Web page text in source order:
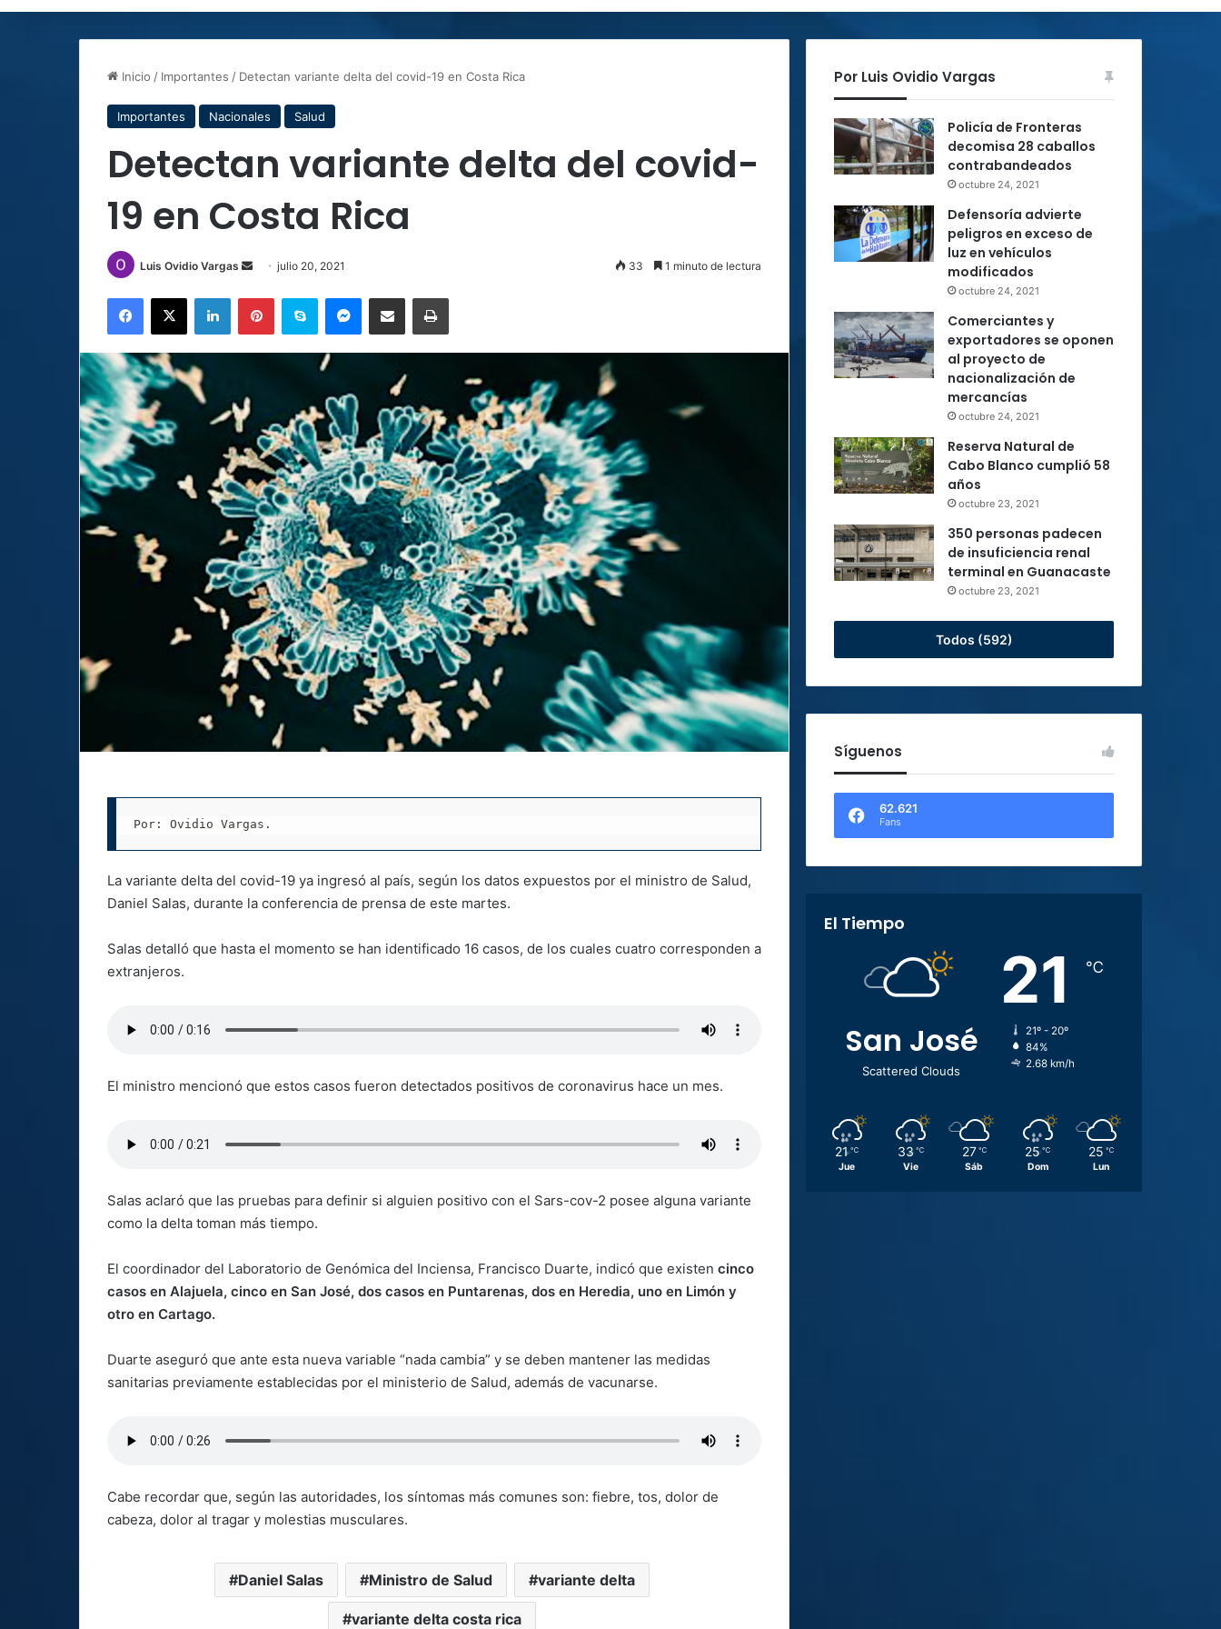
Inicio / Importantes / Detectan variante delta del covid-19 en Costa Rica
Importantes Nacionales Salud
Detectan variante delta del covid-
19 en Costa Rica
Luis Ovidio Vargas
Send
email
julio 20, 2021 33 1 minuto de lectura
Facebook
X LinkedInPinterestSkype MessengerCompartir por correo electrónicoImprimir
Por: Ovidio Vargas.
La variante delta del covid-19 ya ingresó al país, según los datos expuestos por el ministro de Salud,
Daniel Salas, durante la conferencia de prensa de este martes.
Salas detalló que hasta el momento se han identificado 16 casos, de los cuales cuatro corresponden a
extranjeros.
El ministro mencionó que estos casos fueron detectados positivos de coronavirus hace un mes.
Salas aclaró que las pruebas para definir si alguien positivo con el Sars-cov-2 posee alguna variante
como la delta toman más tiempo.
El coordinador del Laboratorio de Genómica del Inciensa, Francisco Duarte, indicó que existen cinco
casos en Alajuela, cinco en San José, dos casos en Puntarenas, dos en Heredia, uno en Limón y
otro en Cartago.
Duarte aseguró que ante esta nueva variable “nada cambia” y se deben mantener las medidas
sanitarias previamente establecidas por el ministerio de Salud, además de vacunarse.
Cabe recordar que, según las autoridades, los síntomas más comunes son: fiebre, tos, dolor de
cabeza, dolor al tragar y molestias musculares.
Daniel Salas Ministro de Salud variante delta
variante delta costa rica
Por Luis Ovidio Vargas
Policía de Fronteras
decomisa 28 caballos
contrabandeados
octubre 24, 2021
Defensoría advierte
peligros en exceso de
luz en vehículos
modificados
octubre 24, 2021
Comerciantes y
exportadores se oponen
al proyecto de
nacionalización de
mercancías
octubre 24, 2021
Reserva Natural de
Cabo Blanco cumplió 58
años
octubre 23, 2021
350 personas padecen
de insuficiencia renal
terminal en Guanacaste
octubre 23, 2021
Todos (592)
Síguenos
62.621
Fans
El Tiempo
San José
Scattered Clouds
21 ℃
21º - 20º
84%
2.68 km/h
21 ℃
Jue
33 ℃
Vie
27 ℃
Sáb
25 ℃
Dom
25 ℃
Lun